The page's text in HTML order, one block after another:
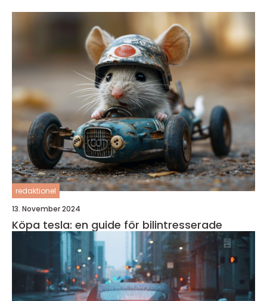
redaktionel
13. November 2024
Köpa tesla: en guide för bilintresserade